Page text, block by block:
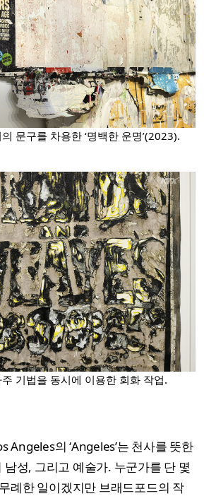
문구를 차용한 ‘명백한 운명’(2023).
기법을 동시에 이용한 회화 작업.
Angeles의 ‘Angeles’는 천사를 뜻한
남성, 그리고 예술가. 누군가를 단 몇
례한 일이겠지만 브래드포드의 작